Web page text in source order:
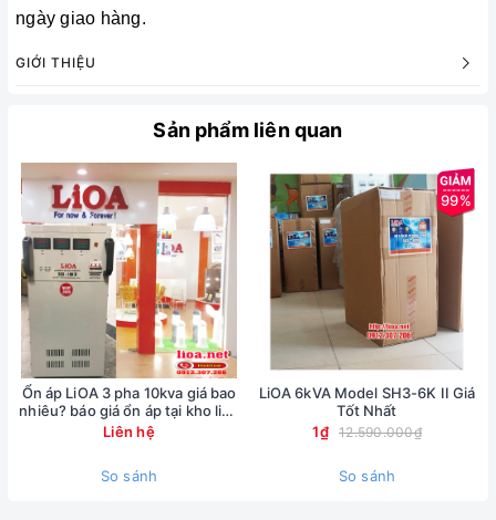
ngày giao hàng.
GIỚI THIỆU
Sản phẩm liên quan
Ổn áp LiOA 3 pha 10kva giá bao
nhiêu? báo giá ổn áp tại kho lioa
Nhật Linh
Liên hệ
So sánh
99%
LiOA 6kVA Model SH3-6K II Giá
Tốt Nhất
1₫
12.590.000₫
So sánh